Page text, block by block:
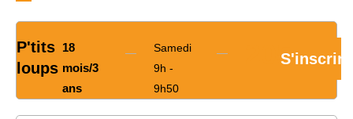
P'tits
loups
18
mois/3
ans
Samedi
9h -
9h50
205€
S'inscrire